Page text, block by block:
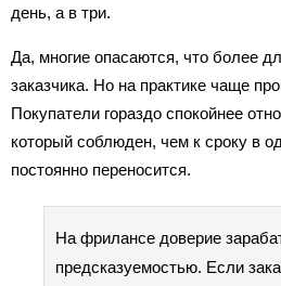
день, а в три.
Да, многие опасаются, что более
заказчика. Но на практике чаще
Покупатели гораздо спокойнее
который соблюден, чем к сроку в
постоянно переносится.
На фрилансе доверие
предсказуемостью. Если